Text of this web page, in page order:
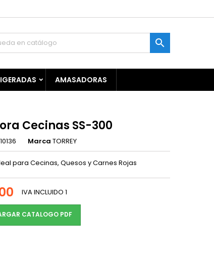

AMASADORAS
Cecinas SS-300
Marca TORREY
para Cecinas, Quesos y Carnes Rojas
IVA INCLUIDO 1
CATALOGO PDF